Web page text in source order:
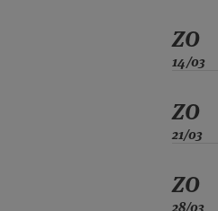
ZO
14/03
ZO
21/03
ZO
28/03